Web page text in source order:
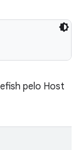
pelo Host